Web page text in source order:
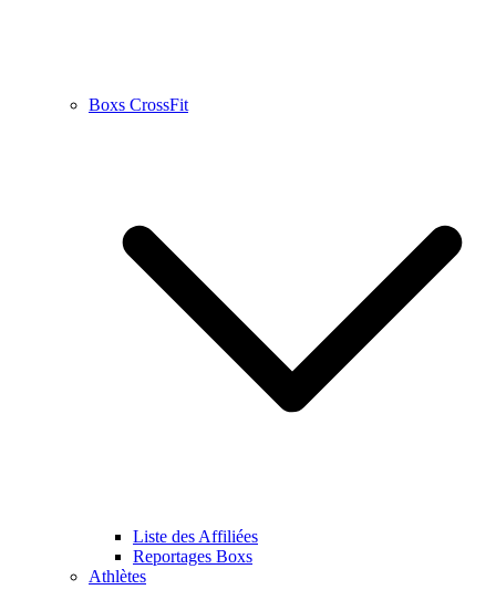
Boxs CrossFit
Liste des Affiliées
Reportages Boxs
Athlètes